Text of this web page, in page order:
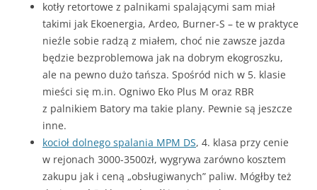
kotły retortowe z palnikami spalającymi sam miał
takimi jak Ekoenergia, Ardeo, Burner-S – te w praktyce
nieźle sobie radzą z miałem, choć nie zawsze jazda
będzie bezproblemowa jak na dobrym ekogroszku,
ale na pewno dużo tańsza. Spośród nich w 5. klasie
mieści się m.in. Ogniwo Eko Plus M oraz RBR
z palnikiem Batory ma takie plany. Pewnie są jeszcze
inne.
kocioł dolnego spalania MPM DS, 4. klasa przy cenie
w rejonach 3000-3500zł, wygrywa zarówno kosztem
zakupu jak i ceną „obsługiwanych” paliw. Mógłby też